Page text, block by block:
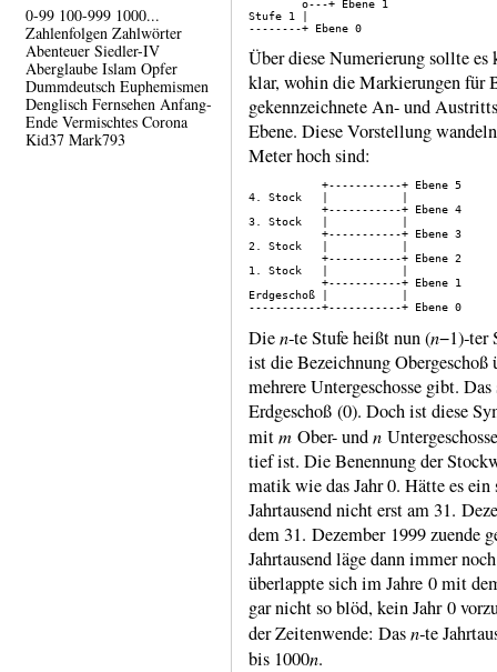
0-99 100-999 1000...
Zahlenfolgen Zahlwörter
Abenteuer Siedler-IV
Aberglaube Islam Opfer
Dummdeutsch Euphemismen
Denglisch Fernsehen Anfang-
Ende Vermischtes Corona
Kid37 Mark793
        o---+ Ebene 1
Stufe 1 |
Über diese Numerierung sollte es
klar, wohin die Markie­rungen für
gekenn­zeich­nete An- und
Ebene. Diese Vorstel­lung
Meter hoch sind:
           +-----------+ Ebene 5
4. Stock   |           |
           +-----------+ Ebene 4
3. Stock   |           |
           +-----------+ Ebene 3
2. Stock   |           |
           +-----------+ Ebene 2
1. Stock   |           |
           +-----------+ Ebene 1
Erdgeschoß |           |
Dien‑te Stufe heißt nun (n−1)‑ter
ist die Bezeich­nung
mehrere Unter­geschosse gibt.
Erdge­schoß (0). Doch ist diese
mitm Ober- undn
tief ist. Die Benen­nung der
matik wie das Jahr 0. Hätte es ein
Jahr­tausend nicht erst am 31.
dem 31. De­zem­ber 1999 zuende
Jahrtausend läge dann immer
über­lappte sich im Jahre 0 mit
gar nicht so blöd, kein Jahr 0
der Zeiten­wende: Dasn‑te
bis 1000n.